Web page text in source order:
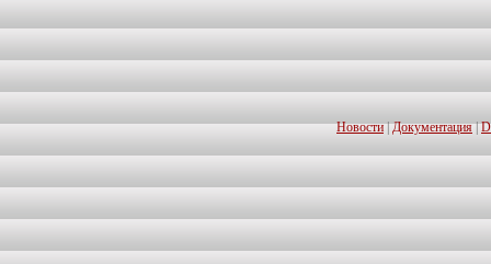
Новости|Документация|